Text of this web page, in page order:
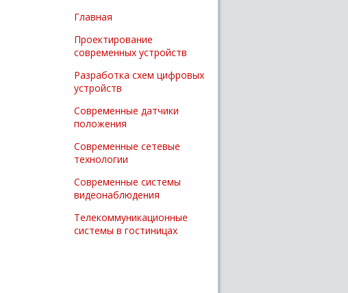
Главная
Проектирование
современных устройств
Разработка схем цифровых
устройств
Современные датчики
положения
Современные сетевые
технологии
Современные системы
видеонаблюдения
Телекоммуникационные
системы в гостиницах